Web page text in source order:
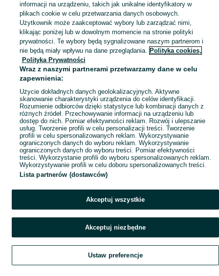
Skorzystaj z największego serwisu ogłoszeniowego - Strawczyn i okolice! Kupuj to, czego pragniesz i sprzedawaj to, czego już nie potrzebujesz!
Mapa kategorii
Mapa miejscowości
Mapa ministron
Popularne wyszukiwania
Szukaj Obserwujesz Dodaj Czat Konto
informacji na urządzeniu, takich jak unikalne identyfikatory w
plikach cookie w celu przetwarzania danych osobowych.
Użytkownik może zaakceptować wybory lub zarządzać nimi,
klikając poniżej lub w dowolnym momencie na stronie polityki
prywatności. Te wybory będą sygnalizowane naszym partnerom i
nie będą miały wpływu na dane przeglądania. Polityka cookies,
Polityka Prywatności
Wraz z naszymi partnerami przetwarzamy dane w celu
zapewnienia:
Użycie dokładnych danych geolokalizacyjnych. Aktywne
skanowanie charakterystyki urządzenia do celów identyfikacji.
Rozumienie odbiorców dzięki statystyce lub kombinacji danych z
różnych źródeł. Przechowywanie informacji na urządzeniu lub
dostęp do nich. Pomiar efektywności reklam. Rozwój i ulepszanie
usług. Tworzenie profili w celu personalizacji treści. Tworzenie
profili w celu spersonalizowanych reklam. Wykorzystywanie
ograniczonych danych do wyboru reklam. Wykorzystywanie
ograniczonych danych do wyboru treści. Pomiar efektywności
treści. Wykorzystanie profili do wyboru spersonalizowanych reklam.
Wykorzystywanie profili w celu doboru spersonalizowanych treści.
Lista partnerów (dostawców)
Akceptuj wszystkie
Akceptuj niezbędne
Ustaw preferencje